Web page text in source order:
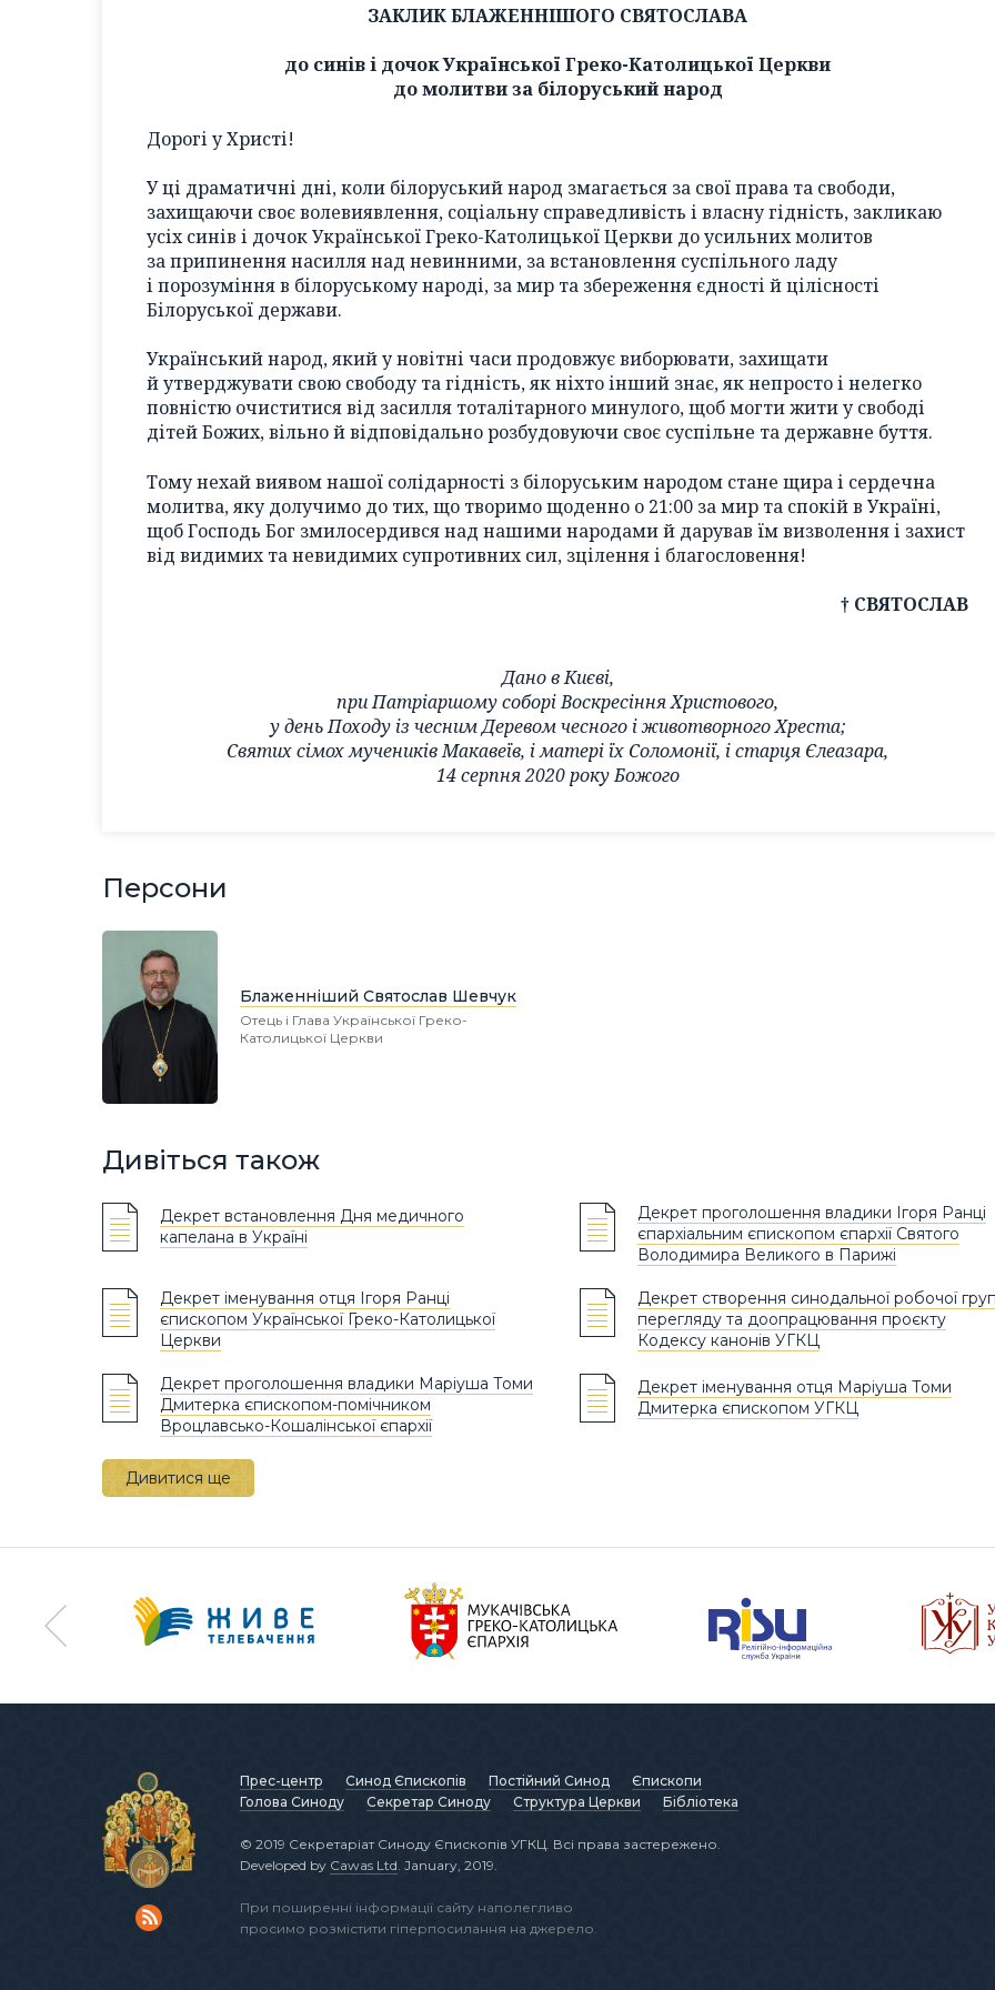
ЗАКЛИК БЛАЖЕННІШОГО СВЯТОСЛАВА
до синів і дочок Української Греко-Католицької Церкви
до молитви за білоруський народ
Дорогі у Христі!
У ці драматичні дні, коли білоруський народ змагається за свої права та свободи,
захищаючи своє волевиявлення, соціальну справедливість і власну гідність, закликаю
усіх синів і дочок Української Греко-Католицької Церкви до усильних молитов
за припинення насилля над невинними, за встановлення суспільного ладу
і порозуміння в білоруському народі, за мир та збереження єдності й цілісності
Білоруської держави.
Український народ, який у новітні часи продовжує виборювати, захищати
й утверджувати свою свободу та гідність, як ніхто інший знає, як непросто і нелегко
повністю очиститися від засилля тоталітарного минулого, щоб могти жити у свободі
дітей Божих, вільно й відповідально розбудовуючи своє суспільне та державне буття.
Тому нехай виявом нашої солідарності з білоруським народом стане щира і сердечна
молитва, яку долучимо до тих, що творимо щоденно о 21:00 за мир та спокій в Україні,
щоб Господь Бог змилосердився над нашими народами й дарував їм визволення і захист
від видимих та невидимих супротивних сил, зцілення і благословення!
† СВЯТОСЛАВ
Дано в Києві,
при Патріаршому соборі Воскресіння Христового,
у день Походу із чесним Деревом чесного і животворного Хреста;
Святих сімох мучеників Макавеїв, і матері їх Соломонії, і старця Єлеазара,
14 серпня 2020 року Божого
Персони
Блаженніший Святослав Шевчук
Отець і Глава Української Греко-
Католицької Церкви
Дивіться також
Декрет встановлення Дня медичного
капелана в Україні
Декрет проголошення владики Ігоря Ранці
єпархіальним єпископом єпархії Святого
Володимира Великого в Парижі
Декрет іменування отця Ігоря Ранці
єпископом Української Греко-Католицької
Церкви
Декрет створення синодальної робочої
перегляду та доопрацювання проєкту
Кодексу канонів УГКЦ
Декрет проголошення владики Маріуша Томи
Дмитерка єпископом-помічником
Вроцлавсько-Кошалінської єпархії
Декрет іменування отця Маріуша Томи
Дмитерка єпископом УГКЦ
Дивитися ще
Прес-центр Синод Єпископів Постійний Синод
Єпископи
Голова Синоду
Секретар Синоду Структура Церкви Бібліотека
© 2019 Секретаріат Синоду Єпископів УГКЦ. Всі права застережено.
Developed by Cawas Ltd. January, 2019.
При поширенні інформації сайту наполегливо
просимо розмістити гіперпосилання на джерело.